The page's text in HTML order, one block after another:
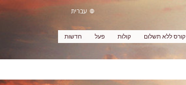
עברית
קורס ללא תשלום קולות פעל חדשות